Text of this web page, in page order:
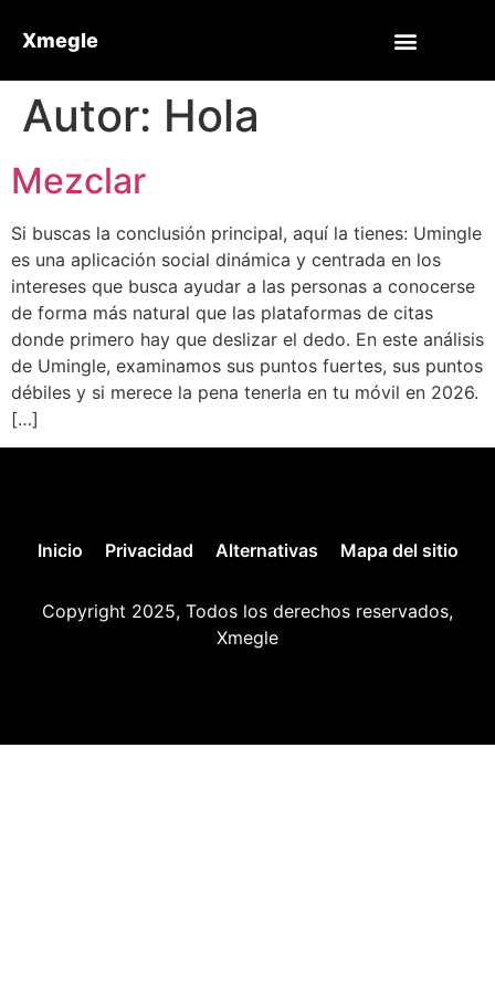
Xmegle
Autor: Hola
Mezclar
Si buscas la conclusión principal, aquí la tienes: Umingle
es una aplicación social dinámica y centrada en los
intereses que busca ayudar a las personas a conocerse
de forma más natural que las plataformas de citas
donde primero hay que deslizar el dedo. En este análisis
de Umingle, examinamos sus puntos fuertes, sus puntos
débiles y si merece la pena tenerla en tu móvil en 2026.
[…]
Inicio Privacidad Alternativas Mapa del sitio
Copyright 2025, Todos los derechos reservados,
Xmegle